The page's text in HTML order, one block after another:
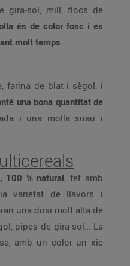
gira-sol, mill, flocs de
és de color fosc i es
molt temps.
farina de blat i sègol, i
una bona quantitat de
i una molla suau i
100 % natural, fet amb
varietat de llavors i
una dosi molt alta de
pipes de gira-sol… La
amb un color un xic